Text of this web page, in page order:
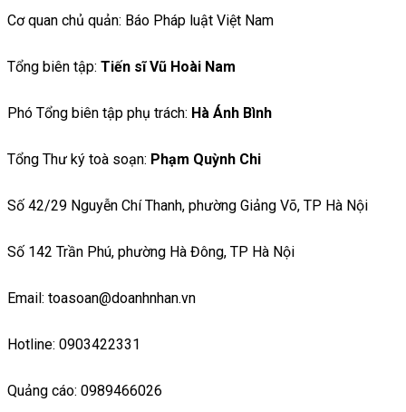
Cơ quan chủ quản: Báo Pháp luật Việt Nam
Tổng biên tập: Tiến sĩ Vũ Hoài Nam
Phó Tổng biên tập phụ trách: Hà Ánh Bình
Tổng Thư ký toà soạn: Phạm Quỳnh Chi
Số 42/29 Nguyễn Chí Thanh, phường Giảng Võ, TP Hà Nội
Số 142 Trần Phú, phường Hà Đông, TP Hà Nội
Email: toasoan@doanhnhan.vn
Hotline: 0903422331
Quảng cáo: 0989466026